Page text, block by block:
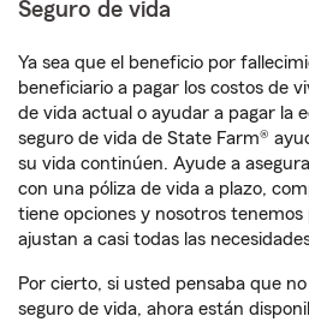
Seguro de vida
Ya sea que el beneficio por
beneficiario a pagar los costos de
de vida actual o ayudar a pagar la
seguro de vida de State Farm®
su vida continúen. Ayude a
con una póliza de vida a plazo,
tiene opciones y nosotros tenemos
ajustan a casi todas las
Por cierto, si usted pensaba que
seguro de vida, ahora están